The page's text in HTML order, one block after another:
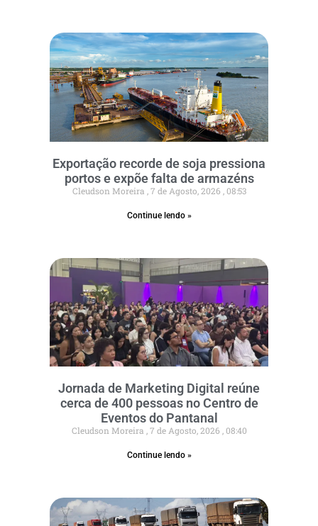
Exportação recorde de soja pressiona
portos e expõe falta de armazéns
Cleudson Moreira 7 de Agosto, 2026 08:53
Continue lendo »
Jornada de Marketing Digital reúne
cerca de 400 pessoas no Centro de
Eventos do Pantanal
Cleudson Moreira 7 de Agosto, 2026 08:40
Continue lendo »